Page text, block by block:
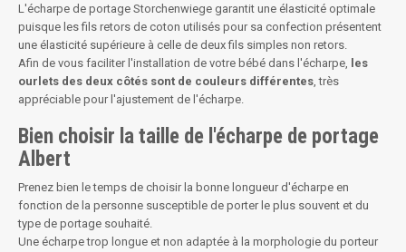
L'écharpe de portage Storchenwiege garantit une élasticité optimale
puisque les fils retors de coton utilisés pour sa confection présentent
une élasticité supérieure à celle de deux fils simples non retors.
Afin de vous faciliter l'installation de votre bébé dans l'écharpe, les
ourlets des deux côtés sont de couleurs différentes, très
appréciable pour l'ajustement de l'écharpe.
Bien choisir la taille de l'écharpe de portage
Albert
Prenez bien le temps de choisir la bonne longueur d'écharpe en
fonction de la personne susceptible de porter le plus souvent et du
type de portage souhaité.
Une écharpe trop longue et non adaptée à la morphologie du porteur